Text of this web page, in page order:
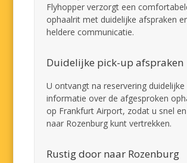
Flyhopper verzorgt een
ophaalrit met duidelijke afspraken
heldere communicatie.
Duidelijke pick-up afspraken
U ontvangt na reservering duidelijke
informatie over de afgesproken
op Frankfurt Airport, zodat u snel
naar Rozenburg kunt vertrekken.
Rustig door naar Rozenburg